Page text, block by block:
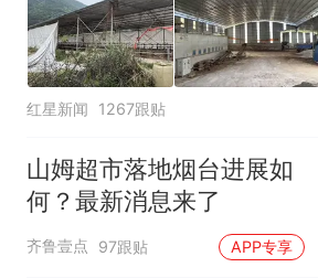
红星新闻 1267跟贴
山姆超市落地烟台进展如
何？最新消息来了
齐鲁壹点 97跟贴 APP专享